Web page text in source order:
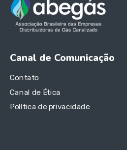
Canal de Comunicação
Contato
Canal de Ética
Política de privacidade